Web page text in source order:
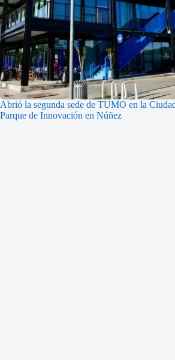
Abrió la segunda sede de TUMO en la
Parque de Innovación en Núñez